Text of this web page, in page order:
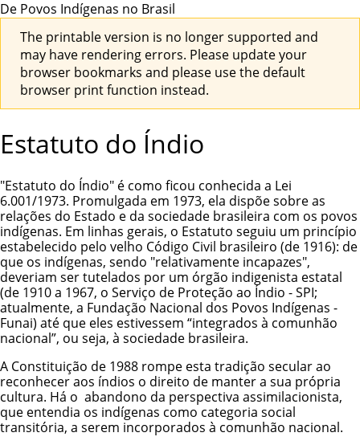
De Povos Indígenas no Brasil
The printable version is no longer supported and
may have rendering errors. Please update your
browser bookmarks and please use the default
browser print function instead.
Estatuto do Índio
"Estatuto do Índio" é como ficou conhecida a Lei
6.001/1973. Promulgada em 1973, ela dispõe sobre as
relações do Estado e da sociedade brasileira com os povos
indígenas. Em linhas gerais, o Estatuto seguiu um princípio
estabelecido pelo velho Código Civil brasileiro (de 1916): de
que os indígenas, sendo "relativamente incapazes",
deveriam ser tutelados por um órgão indigenista estatal
(de 1910 a 1967, o Serviço de Proteção ao Índio - SPI;
atualmente, a Fundação Nacional dos Povos Indígenas -
Funai) até que eles estivessem “integrados à comunhão
nacional”, ou seja, à sociedade brasileira.
A Constituição de 1988 rompe esta tradição secular ao
reconhecer aos índios o direito de manter a sua própria
cultura. Há o abandono da perspectiva assimilacionista,
que entendia os indígenas como categoria social
transitória, a serem incorporados à comunhão nacional.